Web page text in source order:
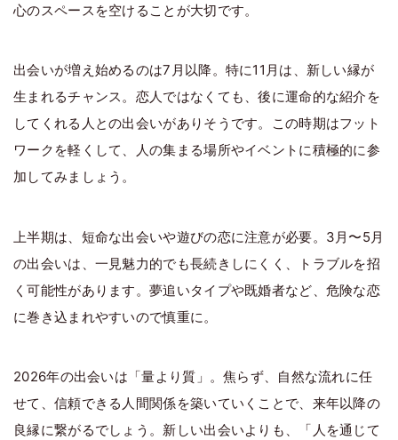
心のスペースを空けることが大切です。
出会いが増え始めるのは7月以降。特に11月は、新しい縁が
生まれるチャンス。恋人ではなくても、後に運命的な紹介を
してくれる人との出会いがありそうです。この時期はフット
ワークを軽くして、人の集まる場所やイベントに積極的に参
加してみましょう。
上半期は、短命な出会いや遊びの恋に注意が必要。3月〜5月
の出会いは、一見魅力的でも長続きしにくく、トラブルを招
く可能性があります。夢追いタイプや既婚者など、危険な恋
に巻き込まれやすいので慎重に。
2026年の出会いは「量より質」。焦らず、自然な流れに任
せて、信頼できる人間関係を築いていくことで、来年以降の
良縁に繋がるでしょう。新しい出会いよりも、「人を通じて